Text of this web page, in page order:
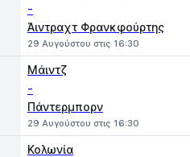
-
Άιντραχτ Φρανκφούρτης
29 Αυγούστου στις 16:30
Μάιντζ
-
Πάντερμπορν
29 Αυγούστου στις 16:30
Κολωνία